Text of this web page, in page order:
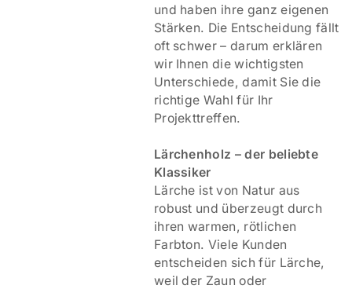
und haben ihre ganz eigenen
Stärken. Die Entscheidung fällt
oft schwer – darum erklären
wir Ihnen die wichtigsten
Unterschiede, damit Sie die
richtige Wahl für Ihr
Projekttreffen.
Lärchenholz – der beliebte
Klassiker
Lärche ist von Natur aus
robust und überzeugt durch
ihren warmen, rötlichen
Farbton. Viele Kunden
entscheiden sich für Lärche,
weil der Zaun oder